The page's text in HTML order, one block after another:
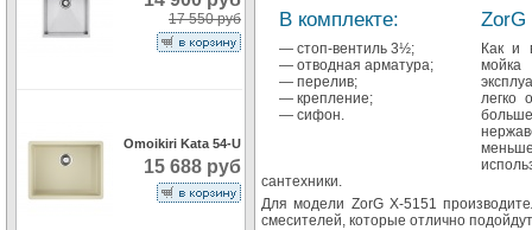
В комплекте:
— стоп-вентиль 3½;
— отводная арматура;
— перелив;
— крепление;
— сифон.
ZorG
Как и
легко
сантехники.
Для модели ZorG X-5151
смесителей, которые отлично
17 550 руб
Omoikiri Kata 54-U
15 688 руб